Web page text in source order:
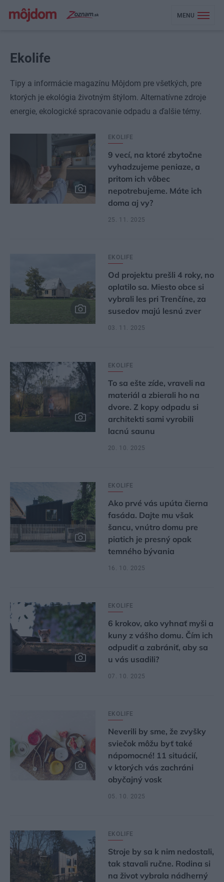
MENU
Ekolife
Tipy a informácie magazínu Môjdom pre všetkých, pre
ktorých je ekológia životným štýlom. Alternatívne zdroje
energie, ekologické spracovanie odpadu a ďalšie témy.
EKOLIFE
9 vecí, na ktoré zbytočne
vyhadzujeme peniaze, a
pritom ich vôbec
nepotrebujeme. Máte ich
doma aj vy?
25. 11. 2025
EKOLIFE
Od projektu prešli 4 roky, no
oplatilo sa. Miesto obce si
vybrali les pri Trenčíne, za
susedov majú lesnú zver
03. 11. 2025
EKOLIFE
To sa ešte zíde, vraveli na
materiál a zbierali ho na
dvore. Z kopy odpadu si
architekti sami vyrobili
lacnú saunu
20. 10. 2025
EKOLIFE
Ako prvé vás upúta čierna
fasáda. Dajte mu však
šancu, vnútro domu pre
piatich je presný opak
temného bývania
16. 10. 2025
EKOLIFE
6 krokov, ako vyhnať myši a
kuny z vášho domu. Čím ich
odpudiť a zabrániť, aby sa
u vás usadili?
07. 10. 2025
EKOLIFE
Neverili by sme, že zvyšky
sviečok môžu byť také
nápomocné! 11 situácií,
v ktorých vás zachráni
obyčajný vosk
05. 10. 2025
EKOLIFE
Stroje by sa k nim nedostali,
tak stavali ručne. Rodina si
na život vybrala nádherný